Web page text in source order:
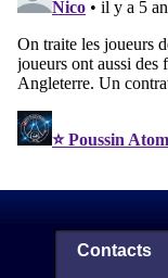
Contacts